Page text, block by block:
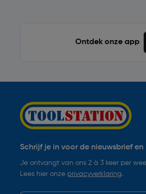
Ontdek onze app
Schrijf je in voor de nieuwsbrief
Je ontvangt van ons 2 à 3 keer per
Lees hier onze privacyverklaring.